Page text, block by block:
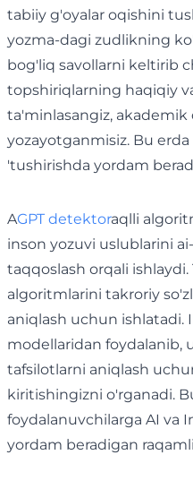
tabiiy g'oyalar oqishini
yozma-dagi zudlikning
bog'liq savollarni keltirib
topshiriqlarning haqiqiy
ta'minlasangiz, akademik
yozayotganmisiz. Bu
'tushirishda yordam
AGPT detektoraqlli
inson yozuvi uslublarini
taqqoslash orqali
algoritmlarini takroriy
aniqlash uchun ishlatadi.
modellaridan foydalanib,
tafsilotlarni aniqlash
kiritishingizni o'rganadi.
foydalanuvchilarga AI va
yordam beradigan